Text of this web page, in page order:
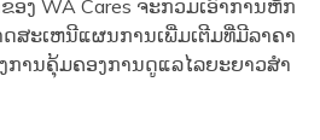
ອງ WA Cares ຈະກວມເອົາການຫັກ
ສະເຫນີແຜນການເພີ່ມເຕີມທີ່ມີລາຄາ
ການຄຸ້ມຄອງການດູແລໄລຍະຍາວສໍາ